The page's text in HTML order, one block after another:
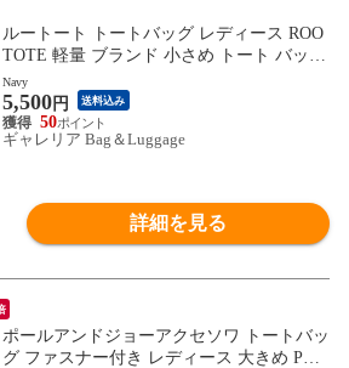
ルートート トートバッグ レディース ROO
TOTE 軽量 ブランド 小さめ トート バッグ
A5 おしゃれ シンプル PEANUTS スヌーピ
ー ピーナッツ ショルダー 2WAYトート デ
リ IP.デリ.シシュウ.Peanuts-0M 8419
Navy
5,500円 送料込み
50
ギャレリア Bag＆Luggage
詳細を見る
ポールアンドジョーアクセソワ トートバッ
グ ファスナー付き レディース 大きめ PAU